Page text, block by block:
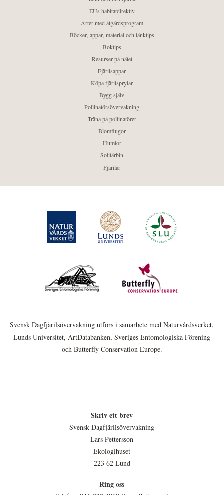
EUs habitatdirektiv
Arter med åtgärdsprogram
Böcker, appar, material och länktips
Boktips
Resurser på nätet
Fjärilsappar
Köpa fjärilsprylar
Bygg själv
Pollinatörsövervakning
Träna på pollinatörer
Blomflugor
Humlor
Solitärbin
Fjärilar
Svensk Dagfjärilsövervakning utförs i samarbete med Naturvårdsverket,
Lunds Universitet, ArtDatabanken, Sveriges Entomologiska Förening
och Butterfly Conservation Europe.
Skriv ett brev
Svensk Dagfjärilsövervakning
Lars Pettersson
Ekologihuset
223 62 Lund
Ring oss